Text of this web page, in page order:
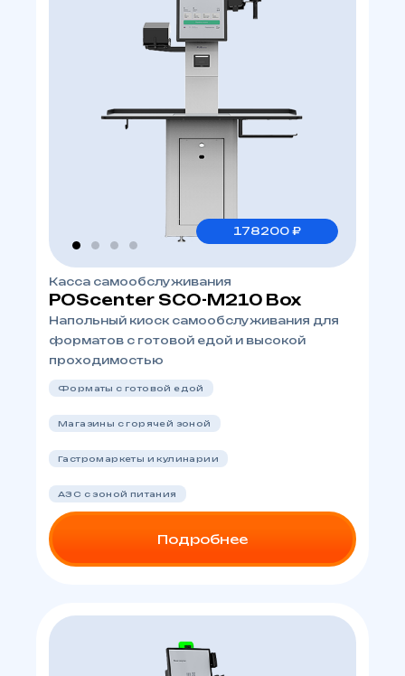
178200 ₽
Касса самообслуживания
POScenter SCO-М210 Box
Напольный киоск самообслуживания для
форматов с готовой едой и высокой
проходимостью
Форматы с готовой едой
Магазины с горячей зоной
Гастромаркеты и кулинарии
АЗС с зоной питания
Подробнее